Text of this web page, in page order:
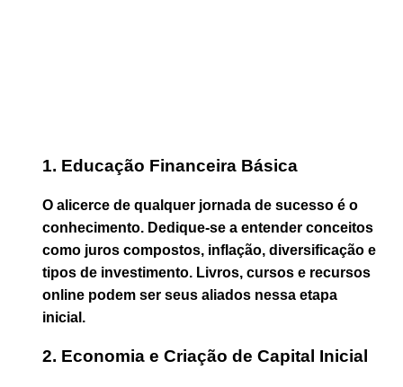
1. Educação Financeira Básica
O alicerce de qualquer jornada de sucesso é o
conhecimento. Dedique-se a entender conceitos
como juros compostos, inflação, diversificação e
tipos de investimento. Livros, cursos e recursos
online podem ser seus aliados nessa etapa
inicial.
2. Economia e Criação de Capital Inicial